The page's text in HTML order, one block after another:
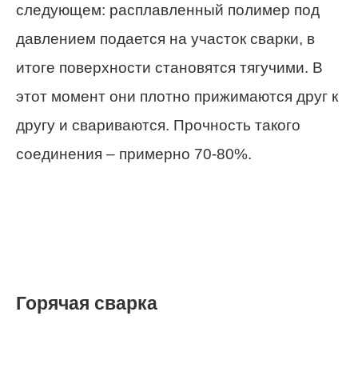
следующем: расплавленный полимер под
давлением подается на участок сварки, в
итоге поверхности становятся тягучими. В
этот момент они плотно прижимаются друг к
другу и свариваются. Прочность такого
соединения – примерно 70-80%.
Горячая сварка